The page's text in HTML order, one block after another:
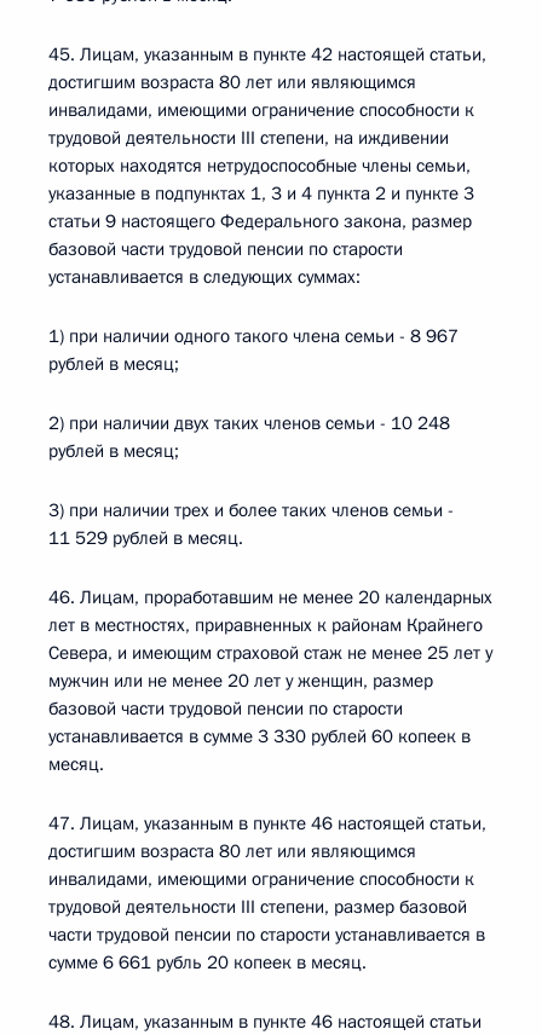
45. Лицам, указанным в пункте 42 настоящей статьи,
достигшим возраста 80 лет или являющимся
инвалидами, имеющими ограничение способности к
трудовой деятельности III степени, на иждивении
которых находятся нетрудоспособные члены семьи,
указанные в подпунктах 1, 3 и 4 пункта 2 и пункте 3
статьи 9 настоящего Федерального закона, размер
базовой части трудовой пенсии по старости
устанавливается в следующих суммах:
1) при наличии одного такого члена семьи - 8 967
рублей в месяц;
2) при наличии двух таких членов семьи - 10 248
рублей в месяц;
3) при наличии трех и более таких членов семьи -
11 529 рублей в месяц.
46. Лицам, проработавшим не менее 20 календарных
лет в местностях, приравненных к районам Крайнего
Севера, и имеющим страховой стаж не менее 25 лет у
мужчин или не менее 20 лет у женщин, размер
базовой части трудовой пенсии по старости
устанавливается в сумме 3 330 рублей 60 копеек в
месяц.
47. Лицам, указанным в пункте 46 настоящей статьи,
достигшим возраста 80 лет или являющимся
инвалидами, имеющими ограничение способности к
трудовой деятельности III степени, размер базовой
части трудовой пенсии по старости устанавливается в
сумме 6 661 рубль 20 копеек в месяц.
48. Лицам, указанным в пункте 46 настоящей статьи